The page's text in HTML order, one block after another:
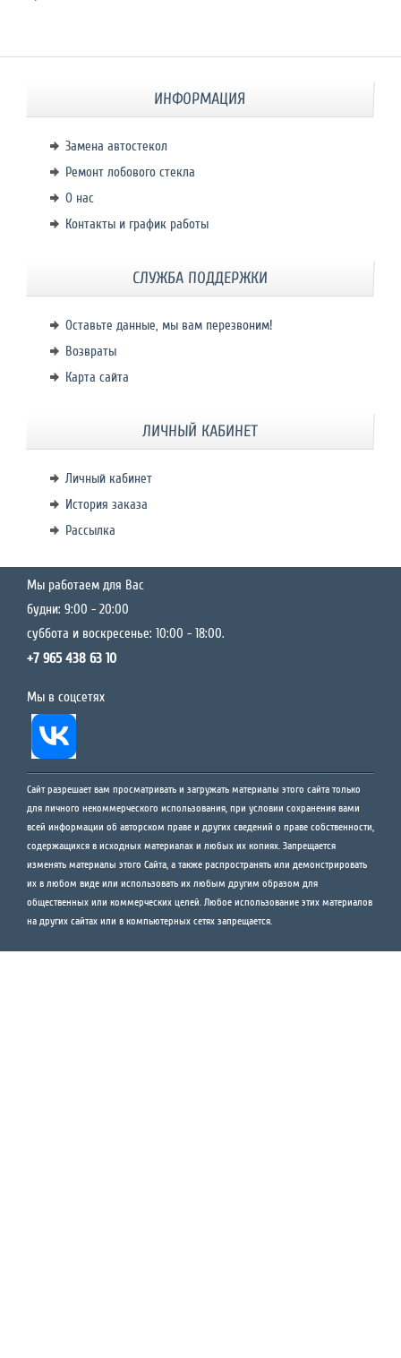
ИНФОРМАЦИЯ
Замена автостекол
Ремонт лобового стекла
О нас
Контакты и график работы
СЛУЖБА ПОДДЕРЖКИ
Оставьте данные, мы вам перезвоним!
Возвраты
Карта сайта
ЛИЧНЫЙ КАБИНЕТ
Личный кабинет
История заказа
Рассылка
Мы работаем для Вас
будни: 9:00 - 20:00
суббота и воскресенье: 10:00 - 18:00.
+7 965 438 63 10
Мы в соцсетях
Сайт разрешает вам просматривать и загружать материалы этого сайта только
для личного некоммерческого использования, при условии сохранения вами
всей информации об авторском праве и других сведений о праве собственности,
содержащихся в исходных материалах и любых их копиях. Запрещается
изменять материалы этого Сайта, а также распространять или демонстрировать
их в любом виде или использовать их любым другим образом для
общественных или коммерческих целей. Любое использование этих материалов
на других сайтах или в компьютерных сетях запрещается.